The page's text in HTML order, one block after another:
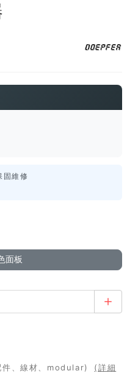
固維修
面板
件、線材、modular)
(詳細